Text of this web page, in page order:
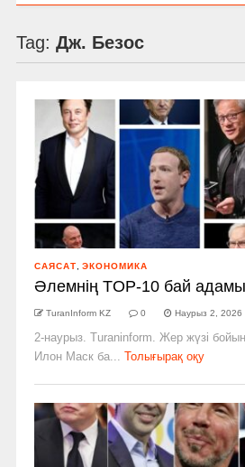
Tag: Дж. Безос
САЯСАТ ЭКОНОМИКА
Әлемнің TOP-10 бай адамы
TuranInform KZ 0 Наурыз 2, 2026
2-наурыз. Turaninform. Жер жүзі
Илон Маск ба...
Толығырақ оқу